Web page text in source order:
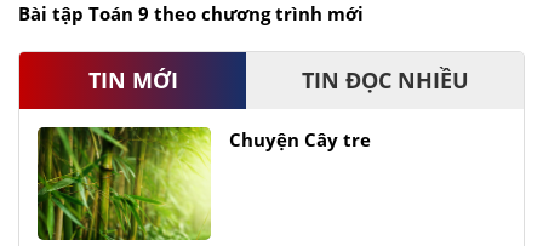
Bài tập Toán 9 theo chương trình mới
TIN MỚI TIN ĐỌC NHIỀU
Chuyện Cây tre